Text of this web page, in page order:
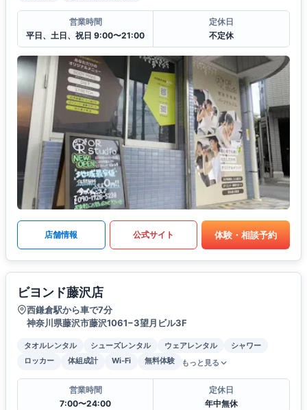
営業時間
平日、土日、祝日 9:00〜21:00
定休日
不定休
店舗情報 公式サイト 体験・相談予約
ビヨンド藤沢店
西鎌倉駅から車で7分
神奈川県藤沢市藤沢1061−3望月ビル3F
タオルレンタル シューズレンタル ウェアレンタル
シャワー
ロッカー
体組成計 Wi-Fi 無料体験 もっと見る
営業時間
7:00〜24:00
定休日
年中無休